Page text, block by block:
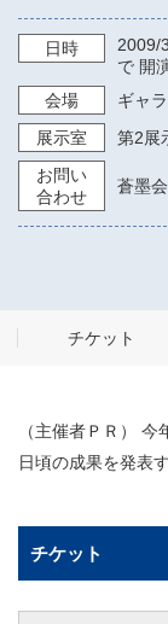
日時 2009/
で 開
会場
ギャ
展示室
第2展
お問い
合わせ
蒼墨
チケット
（主催者ＰＲ）
日頃の成果を発表
チケット